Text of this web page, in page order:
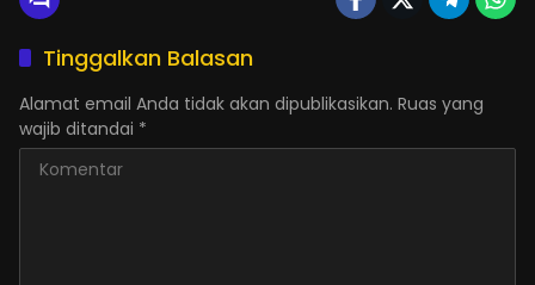
Tinggalkan Balasan
Alamat email Anda tidak akan dipublikasikan. Ruas yang
wajib ditandai *